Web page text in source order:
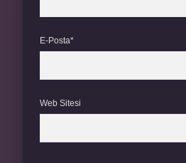
E-Posta*
Web Sitesi